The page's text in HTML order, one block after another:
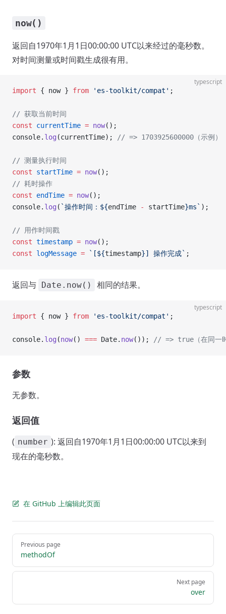
now()
返回自1970年1月1日00:00:00 UTC以来经过的毫秒数。
对时间测量或时间戳生成很有用。
typescript
import { now } from 'es-toolkit/compat' ;
// 获取当前时间
const currentTime = now();
console. log (currentTime); // => 1703925600000（示例）
// 测量执行时间
const startTime = now();
// 耗时操作
const endTime = now();
console. log ( `操作时间：${endTime - startTime}ms` );
// 用作时间戳
const timestamp = now();
const logMessage = `[${timestamp}] 操作完成` ;
返回与 Date.now() 相同的结果。
typescript
import { now } from 'es-toolkit/compat' ;
console. log (now() === Date. now()); // => true（在同一
参数
无参数。
返回值
( number ): 返回自1970年1月1日00:00:00 UTC以来到
现在的毫秒数。
在 GitHub 上编辑此页面
Pager
Previous page
methodOf
Next page
over